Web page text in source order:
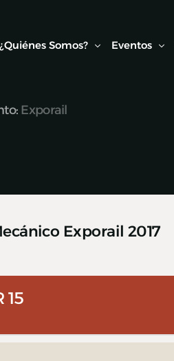
¿Quiénes Somos? Eventos
Expo Rail
Semana
Exporail
Exporail 2017
15